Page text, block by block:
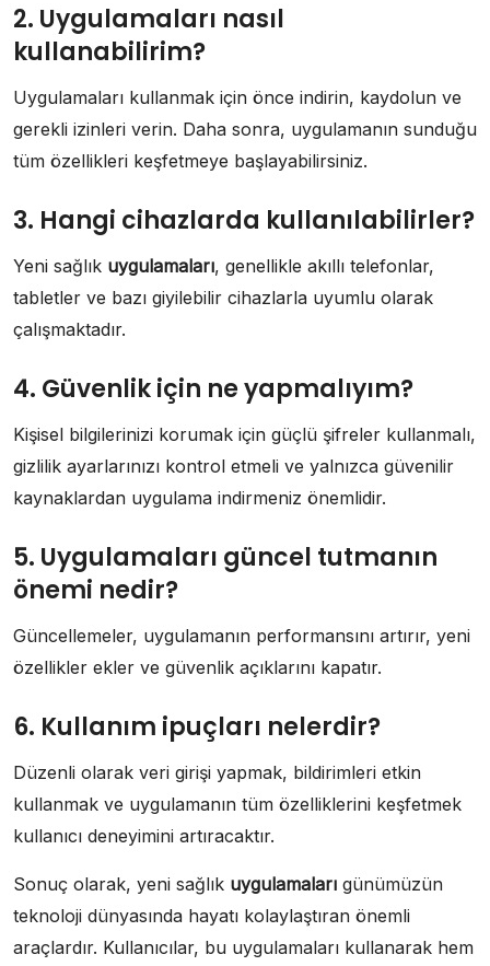
2. Uygulamaları nasıl
kullanabilirim?
Uygulamaları kullanmak için önce indirin, kaydolun ve
gerekli izinleri verin. Daha sonra, uygulamanın sunduğu
tüm özellikleri keşfetmeye başlayabilirsiniz.
3. Hangi cihazlarda kullanılabilirler?
Yeni sağlık uygulamaları, genellikle akıllı telefonlar,
tabletler ve bazı giyilebilir cihazlarla uyumlu olarak
çalışmaktadır.
4. Güvenlik için ne yapmalıyım?
Kişisel bilgilerinizi korumak için güçlü şifreler kullanmalı,
gizlilik ayarlarınızı kontrol etmeli ve yalnızca güvenilir
kaynaklardan uygulama indirmeniz önemlidir.
5. Uygulamaları güncel tutmanın
önemi nedir?
Güncellemeler, uygulamanın performansını artırır, yeni
özellikler ekler ve güvenlik açıklarını kapatır.
6. Kullanım ipuçları nelerdir?
Düzenli olarak veri girişi yapmak, bildirimleri etkin
kullanmak ve uygulamanın tüm özelliklerini keşfetmek
kullanıcı deneyimini artıracaktır.
Sonuç olarak, yeni sağlık uygulamaları günümüzün
teknoloji dünyasında hayatı kolaylaştıran önemli
araçlardır. Kullanıcılar, bu uygulamaları kullanarak hem